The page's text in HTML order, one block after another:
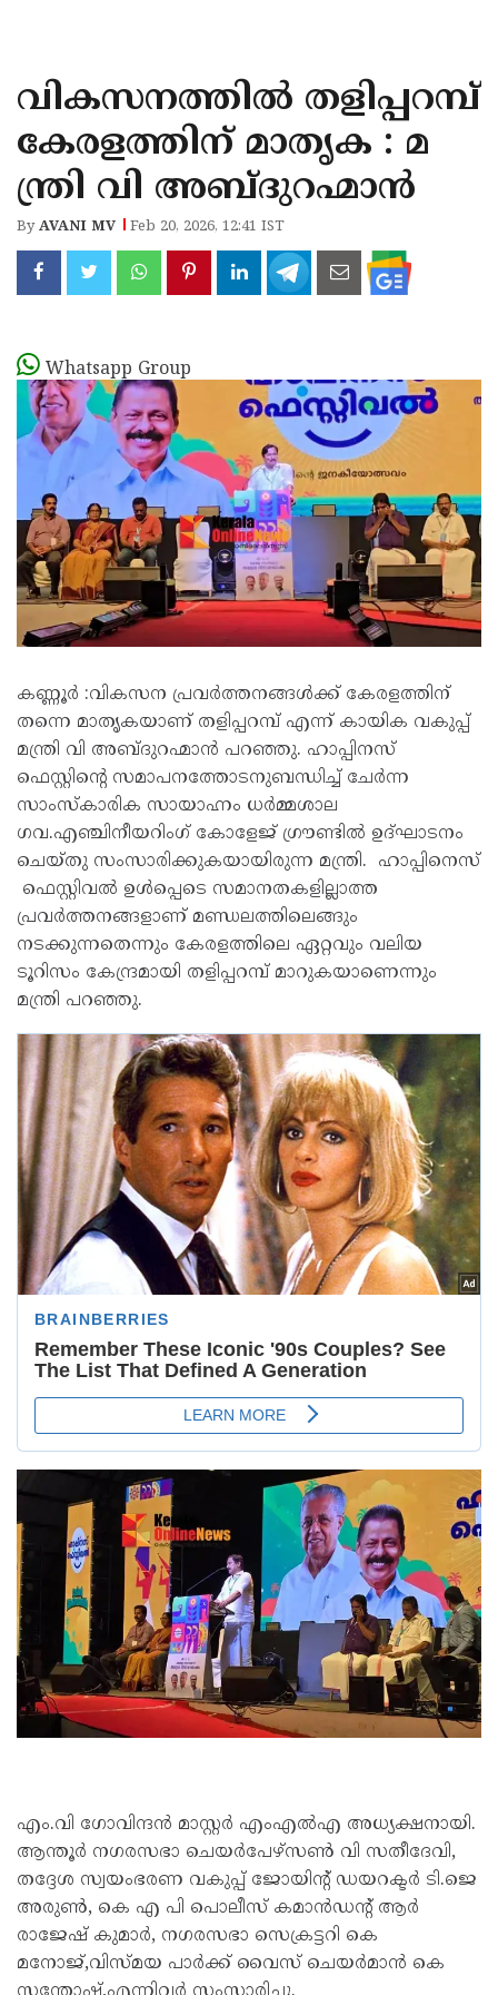
KANNUR
KASARAGOD
വികസനത്തിൽ തളിപ്പറമ്പ്
കേരളത്തിന് മാതൃക : മ
ന്ത്രി വി അബ്ദുറഹ്മാൻ
ByAVANI MV Feb 20, 2026, 12:41 IST
Whatsapp Group
കണ്ണൂർ :വികസന പ്രവർത്തനങ്ങൾക്ക് കേരളത്തിന്
തന്നെ മാതൃകയാണ് തളിപ്പറമ്പ് എന്ന് കായിക വകുപ്പ്
മന്ത്രി വി അബ്ദുറഹ്മാൻ പറഞ്ഞു. ഹാപ്പിനസ്
ഫെസ്റ്റിന്റെ സമാപനത്തോടനുബന്ധിച്ച് ചേർന്ന
സാംസ്കാരിക സായാഹ്നം ധർമ്മശാല
ഗവ.എഞ്ചിനീയറിംഗ് കോളേജ് ഗ്രൗണ്ടിൽ ഉദ്ഘാടനം
ചെയ്തു സംസാരിക്കുകയായിരുന്ന മന്ത്രി. ഹാപ്പിനെസ്
ഫെസ്റ്റിവൽ ഉൾപ്പെടെ സമാനതകളില്ലാത്ത
പ്രവർത്തനങ്ങളാണ് മണ്ഡലത്തിലെങ്ങും
നടക്കുന്നതെന്നും കേരളത്തിലെ ഏറ്റവും വലിയ
ടൂറിസം കേന്ദ്രമായി തളിപ്പറമ്പ് മാറുകയാണെന്നും
മന്ത്രി പറഞ്ഞു.
എം.വി ഗോവിന്ദൻ മാസ്റ്റർ എംഎൽഎ അധ്യക്ഷനായി.
ആന്തൂർ നഗരസഭാ ചെയർപേഴ്സൺ വി സതീദേവി,
തദ്ദേശ സ്വയംഭരണ വകുപ്പ് ജോയിൻ്റ് ഡയറക്ടർ ടി.ജെ
അരുൺ, കെ എ പി പൊലീസ് കമാൻഡൻ്റ് ആർ
രാജേഷ് കുമാർ, നഗരസഭാ സെക്രട്ടറി കെ
മനോജ്,വിസ്മയ പാർക്ക് വൈസ് ചെയർമാൻ കെ